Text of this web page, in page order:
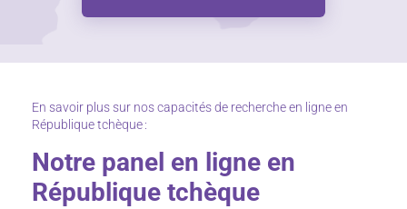
En savoir plus sur nos capacités de recherche en ligne en
République tchèque :
Notre panel en ligne en
République tchèque